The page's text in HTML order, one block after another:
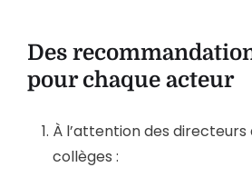
Des
pour chaque acteur
À l’attention des directeurs
collèges :